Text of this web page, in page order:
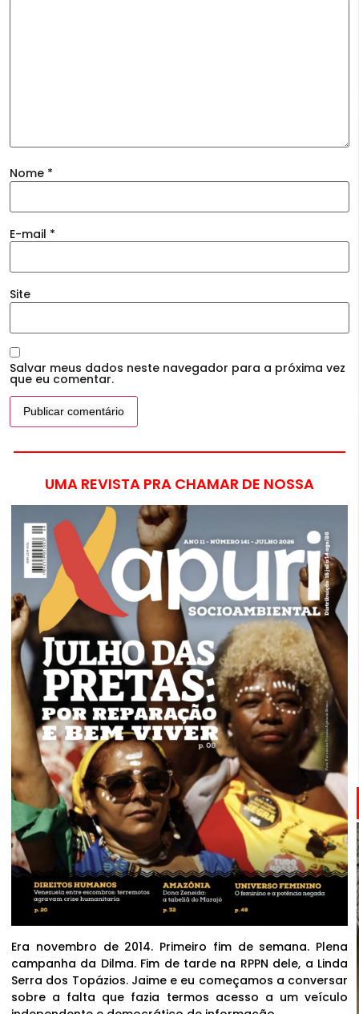
Nome *
E-mail *
Site
Salvar meus dados neste navegador para a próxima vez
que eu comentar.
UMA REVISTA PRA CHAMAR DE NOSSA
Era novembro de 2014. Primeiro fim de semana. Plena
campanha da Dilma. Fim de tarde na RPPN dele, a Linda
Serra dos Topázios. Jaime e eu começamos a conversar
sobre a falta que fazia termos acesso a um veículo